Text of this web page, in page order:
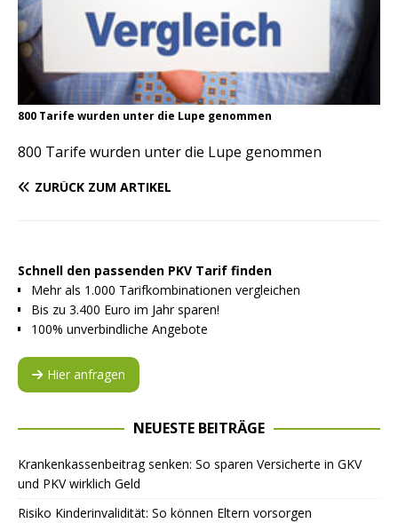
800 Tarife wurden unter die Lupe genommen
800 Tarife wurden unter die Lupe genommen
ZURÜCK ZUM ARTIKEL
Schnell den passenden PKV Tarif finden
Mehr als 1.000 Tarifkombinationen vergleichen
Bis zu 3.400 Euro im Jahr sparen!
100% unverbindliche Angebote
Hier anfragen
NEUESTE BEITRÄGE
Krankenkassenbeitrag senken: So sparen Versicherte in GKV
und PKV wirklich Geld
Risiko Kinderinvalidität: So können Eltern vorsorgen